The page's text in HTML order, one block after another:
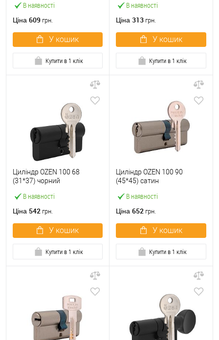
В наявності
Ціна 609 грн.
У кошик
Купити в 1 клік
В наявності
Ціна 313 грн.
У кошик
Купити в 1 клік
В наявності
Циліндр OZEN 100 68
(31*37) чорний
Ціна 542 грн.
У кошик
Купити в 1 клік
В наявності
Циліндр OZEN 100 90
(45*45) сатин
Ціна 652 грн.
У кошик
Купити в 1 клік